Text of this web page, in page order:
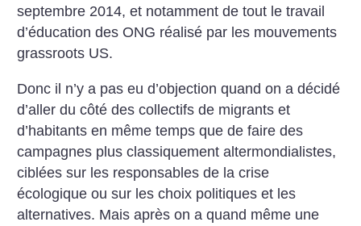
septembre 2014, et notamment de tout le travail
d’éducation des ONG réalisé par les mouvements
grassroots US.
Donc il n’y a pas eu d’objection quand on a décidé
d’aller du côté des collectifs de migrants et
d’habitants en même temps que de faire des
campagnes plus classiquement altermondialistes,
ciblées sur les responsables de la crise
écologique ou sur les choix politiques et les
alternatives. Mais après on a quand même une